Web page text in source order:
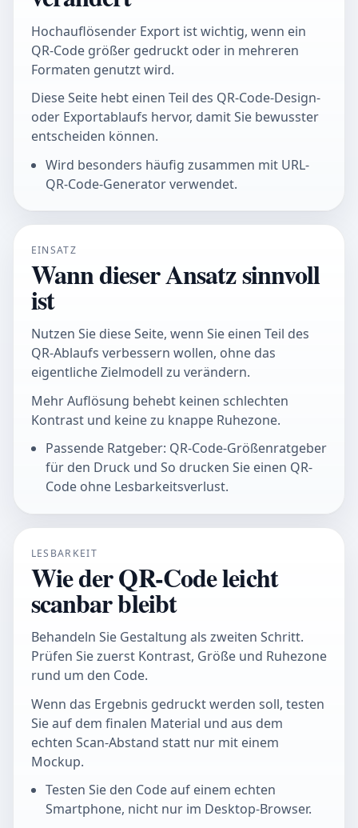
Hochauflösender Export ist wichtig, wenn ein
QR-Code größer gedruckt oder in mehreren
Formaten genutzt wird.
Diese Seite hebt einen Teil des QR-Code-Design-
oder Exportablaufs hervor, damit Sie bewusster
entscheiden können.
Wird besonders häufig zusammen mit URL-
QR-Code-Generator verwendet.
EINSATZ
Wann dieser Ansatz sinnvoll
ist
Nutzen Sie diese Seite, wenn Sie einen Teil des
QR-Ablaufs verbessern wollen, ohne das
eigentliche Zielmodell zu verändern.
Mehr Auflösung behebt keinen schlechten
Kontrast und keine zu knappe Ruhezone.
Passende Ratgeber: QR-Code-Größenratgeber
für den Druck und So drucken Sie einen QR-
Code ohne Lesbarkeitsverlust.
LESBARKEIT
Wie der QR-Code leicht
scanbar bleibt
Behandeln Sie Gestaltung als zweiten Schritt.
Prüfen Sie zuerst Kontrast, Größe und Ruhezone
rund um den Code.
Wenn das Ergebnis gedruckt werden soll, testen
Sie auf dem finalen Material und aus dem
echten Scan-Abstand statt nur mit einem
Mockup.
Testen Sie den Code auf einem echten
Smartphone, nicht nur im Desktop-Browser.